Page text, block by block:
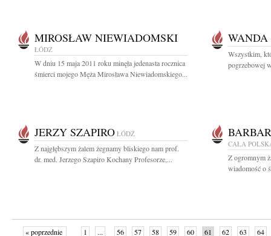
MIROSŁAW NIEWIADOMSKI
ŁÓDŹ
W dniu 15 maja 2011 roku minęła jedenasta rocznica
śmierci mojego Męża Mirosława Niewiadomskiego...
Wszystkim,
pogrzebowej
JERZY SZAPIRO ŁÓDŹ
Z najgłębszym żalem żegnamy bliskiego nam prof.
dr. med. Jerzego Szapiro Kochany Profesorze,...
CAŁA
Z ogromnym
wiadomość o
« poprzednie 1 ... 56 57 58 59 60 61 62 63 64